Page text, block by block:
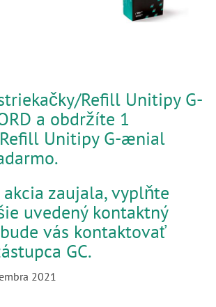
Refill Unitipy G-
a obdržíte 1
Unitipy G-ænial
zaujala, vyplňte
uvedený kontaktný
vás kontaktovať
GC.
2021